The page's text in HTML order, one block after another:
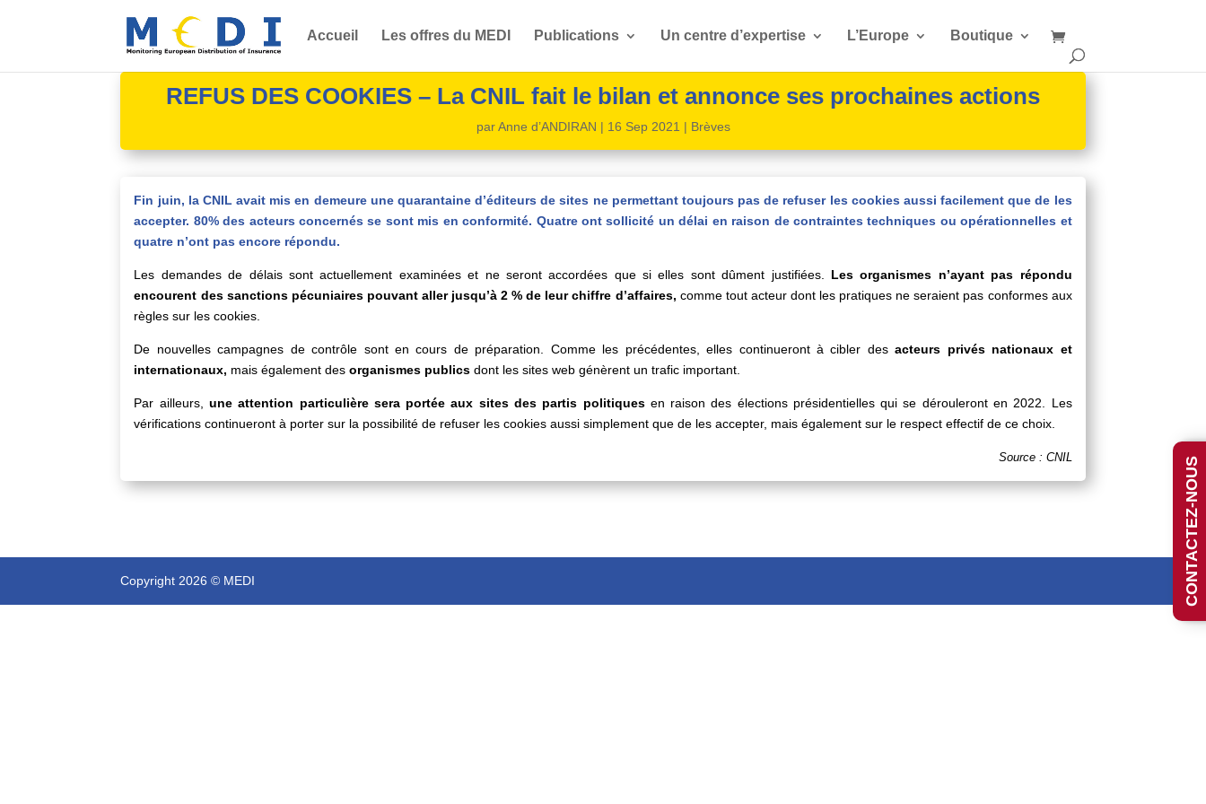
Accueil Les offres du MEDI Publications Un centre d’expertise L’Europe Boutique
REFUS DES COOKIES – La CNIL fait le bilan et annonce ses prochaines actions
parAnne d’ANDIRAN | 16 Sep 2021 | Brèves
Fin juin, la CNIL avait mis en demeure une quarantaine d’éditeurs de sites ne permettant toujours pas de refuser les cookies aussi facilement que de les
accepter. 80% des acteurs concernés se sont mis en conformité. Quatre ont sollicité un délai en raison de contraintes techniques ou opérationnelles et
quatre n’ont pas encore répondu.
Les demandes de délais sont actuellement examinées et ne seront accordées que si elles sont dûment justifiées. Les organismes n’ayant pas répondu
encourent des sanctions pécuniaires pouvant aller jusqu’à 2 % de leur chiffre d’affaires, comme tout acteur dont les pratiques ne seraient pas conformes aux
règles sur les cookies.
De nouvelles campagnes de contrôle sont en cours de préparation. Comme les précédentes, elles continueront à cibler desacteurs privés nationaux et
internationaux, mais également desorganismes publics dont les sites web génèrent un trafic important.
Par ailleurs, une attention particulière sera portée aux sites des partis politiquesen raison des élections présidentielles qui se dérouleront en 2022. Les
vérifications continueront à porter sur la possibilité de refuser les cookies aussi simplement que de les accepter, mais également sur le respect effectif de ce choix.
Source : CNIL
Copyright 2026 © MEDI CONTACTEZ-NOUS